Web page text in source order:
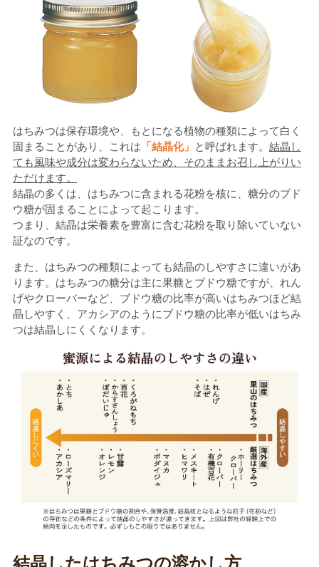
はちみつは保存環境や、もとになる植物の種類によって白く
固まることがあり、これは 「結晶化」 と呼ばれます。 結晶し
ても風味や成分は変わらないため、そのままお召し上がりい
ただけます。
結晶の多くは、はちみつに含まれる花粉を核に、糖分のブド
ウ糖が固まることによって起こります。
つまり、結晶は栄養素を豊富に含む花粉を取り除いていない
証なのです。
また、はちみつの種類によっても結晶のしやすさに違いがあ
ります。はちみつの糖分は主に果糖とブドウ糖ですが、れん
げやクローバーなど、ブドウ糖の比率が高いはちみつほど結
晶しやすく、アカシアのようにブドウ糖の比率が低いはちみ
つは結晶しにくくなります。